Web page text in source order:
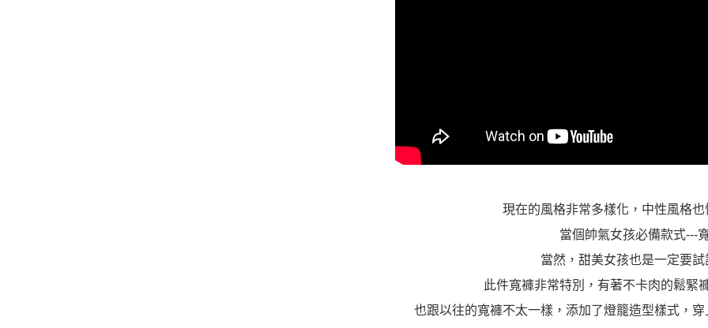
現在的風格非常多樣化，中性風格
當個帥氣女孩必備款式---
當然，甜美女孩也是一定要試
此件寬褲非常特別，有著不卡肉的鬆緊
也跟以往的寬褲不太一樣，添加了燈籠造型樣式，穿